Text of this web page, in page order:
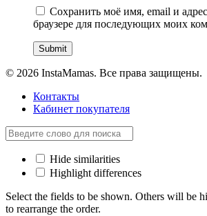
Сохранить моё имя, email и
браузере для последующих моих
© 2026 InstaMamas. Все права защищены.
Контакты
Кабинет покупателя
Hide similarities
Highlight differences
Select the fields to be shown. Others will be
to rearrange the order.